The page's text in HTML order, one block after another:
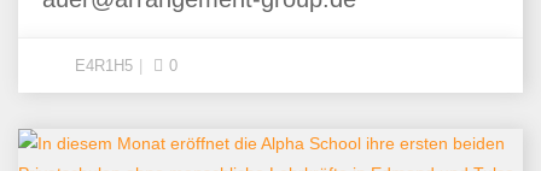
E4R1H5 0